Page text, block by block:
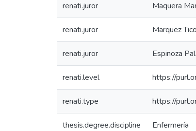
renati.juror Maquera
renati.juror Marquez
renati.juror Espinoza
renati.level https://
renati.type https://
thesis.degree.discipline Enfermería